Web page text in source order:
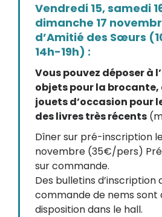
Vendredi 15, samedi
dimanche 17
d’Amitié des Sœurs
14h-19h) :
Vous pouvez déposer à
objets pour la brocante,
jouets d’occasion pour
des livres très récents
Dîner sur pré-inscription
novembre (35€/pers)
sur commande.
Des bulletins d’inscription
commande de nems sont
disposition dans le hall.